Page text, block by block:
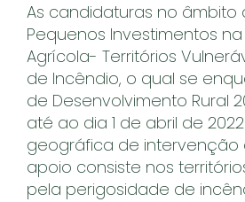
As candidaturas no âmbito
Pequenos Investimentos
Agrícola- Territórios
de Incêndio, o qual se
de Desenvolvimento Rural
até ao dia 1 de abril de
geográfica de intervenção
apoio consiste nos
pela perigosidade de